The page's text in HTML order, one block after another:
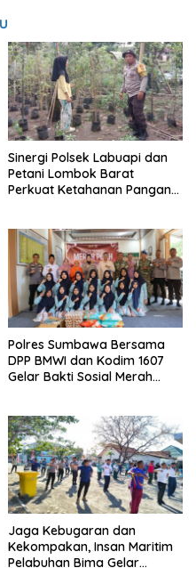
Sinergi Polsek Labuapi dan
Petani Lombok Barat
Perkuat Ketahanan Pangan
Polres Sumbawa Bersama
DPP BMWI dan Kodim 1607
Gelar Bakti Sosial Merah
Jaga Kebugaran dan
Kekompakan, Insan Maritim
Pelabuhan Bima Gelar